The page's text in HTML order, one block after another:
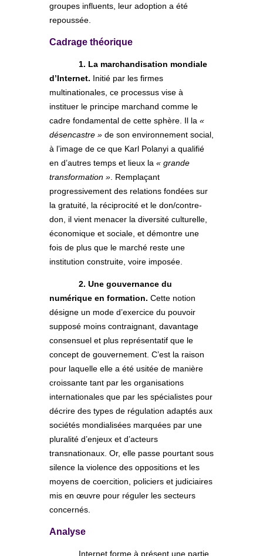
groupes influents, leur adoption a été
repoussée.
Cadrage théorique
1. La marchandisation mondiale
d’Internet. Initié par les firmes
multinationales, ce processus vise à
instituer le principe marchand comme le
cadre fondamental de cette sphère. Il la «
désencastre » de son environnement social,
à l’image de ce que Karl Polanyi a qualifié
en d’autres temps et lieux la « grande
transformation ». Remplaçant
progressivement des relations fondées sur
la gratuité, la réciprocité et le don/contre-
don, il vient menacer la diversité culturelle,
économique et sociale, et démontre une
fois de plus que le marché reste une
institution construite, voire imposée.
2. Une gouvernance du
numérique en formation. Cette notion
désigne un mode d’exercice du pouvoir
supposé moins contraignant, davantage
consensuel et plus représentatif que le
concept de gouvernement. C’est la raison
pour laquelle elle a été usitée de manière
croissante tant par les organisations
internationales que par les spécialistes pour
décrire des types de régulation adaptés aux
sociétés mondialisées marquées par une
pluralité d’enjeux et d’acteurs
transnationaux. Or, elle passe pourtant sous
silence la violence des oppositions et les
moyens de coercition, policiers et judiciaires
mis en œuvre pour réguler les secteurs
concernés.
Analyse
Internet forme à présent une partie